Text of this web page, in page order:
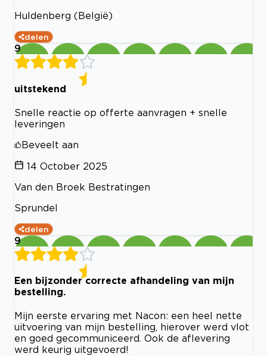
Huldenberg (België)
delen
9
uitstekend
Snelle reactie op offerte aanvragen + snelle
leveringen
Beveelt aan
14 October 2025
Van den Broek Bestratingen
Sprundel
delen
9
Een bijzonder correcte afhandeling van mijn
bestelling.
Mijn eerste ervaring met Nacon: een heel nette
uitvoering van mijn bestelling, hierover werd vlot
en goed gecommuniceerd. Ook de aflevering
werd keurig uitgevoerd!